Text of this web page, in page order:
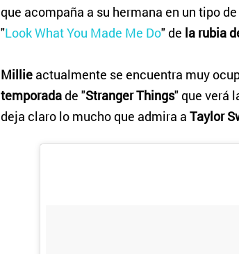
que acompaña a su hermana en un tipo
"Look What You Made Me Do" de la rubia
Millieactualmente se encuentra muy
temporadade "Stranger Things" que verá
deja claro lo mucho que admira a Taylor